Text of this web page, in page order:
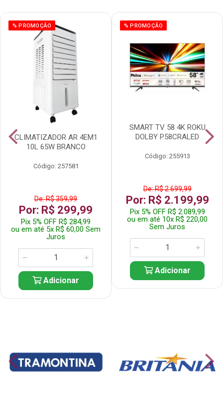
% PROMOÇÃO
CLIMATIZADOR AR 4EM1
10L 65W BRANCO
Código: 257581
De: R$ 359,99
Por: R$ 299,99
Pix 5% OFF R$ 284,99
ou em até 5x R$ 60,00 Sem
Juros
Adicionar
% PROMOÇÃO
SMART TV 58 4K ROKU
DOLBY P58CRALED
Código: 255913
De: R$ 2.699,99
Por: R$ 2.199,99
Pix 5% OFF R$ 2.089,99
ou em até 10x R$ 220,00
Sem Juros
Adicionar